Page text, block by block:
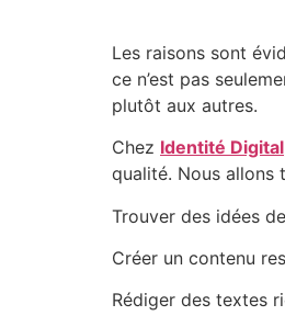
Les raisons sont
ce n’est pas
plutôt aux autres.
Chez Identité Digital
qualité. Nous allons
Trouver des idées
Créer un contenu
Rédiger des textes